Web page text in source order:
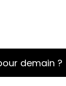
demain ?